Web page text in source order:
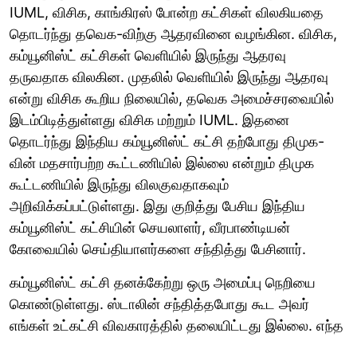
IUML, விசிக, காங்கிரஸ் போன்ற கட்சிகள் விலகியதை
தொடர்ந்து தவெக-விற்கு ஆதரவினை வழங்கின. விசிக,
கம்யூனிஸ்ட் கட்சிகள் வெளியில் இருந்து ஆதரவு
தருவதாக விலகின. முதலில் வெளியில் இருந்து ஆதரவு
என்று விசிக கூறிய நிலையில், தவெக அமைச்சரவையில்
இடம்பிடித்துள்ளது விசிக மற்றும் IUML. இதனை
தொடர்ந்து இந்திய கம்யூனிஸ்ட் கட்சி தற்போது திமுக-
வின் மதசார்பற்ற கூட்டணியில் இல்லை என்றும் திமுக
கூட்டணியில் இருந்து விலகுவதாகவும்
அறிவிக்கப்பட்டுள்ளது. இது குறித்து பேசிய இந்திய
கம்யூனிஸ்ட் கட்சியின் செயலாளர், வீரபாண்டியன்
கோவையில் செய்தியாளர்களை சந்தித்து பேசினார்.
கம்யூனிஸ்ட் கட்சி தனக்கேற்று ஒரு அமைப்பு நெறியை
கொண்டுள்ளது. ஸ்டாலின் சந்தித்தபோது கூட அவர்
எங்கள் உட்கட்சி விவகாரத்தில் தலையிட்டது இல்லை. எந்த